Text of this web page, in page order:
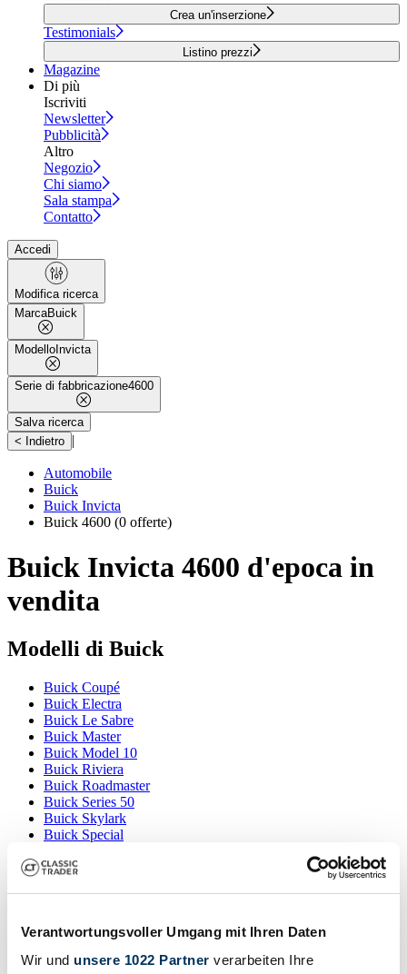
Verantwortungsvoller Umgang mit Ihren Daten
Wir und unsere 1022 Partner verarbeiten Ihre
Crea un'inserzione
Testimonials
Listino prezzi
Magazine
Di più
Iscriviti
Newsletter
Pubblicità
Altro
Negozio
Chi siamo
Sala stampa
Contatto
Accedi
Modifica ricerca
MarcaBuick
Modello Invicta
Serie di fabbricazione4600
Salva ricerca
< Indietro |
Automobile
Buick
Buick Invicta
Buick 4600 (0 offerte)
Buick Invicta 4600 d'epoca in
vendita
Modelli di Buick
Buick Coupé
Buick Electra
Buick Le Sabre
Buick Master
Buick Model 10
Buick Riviera
Buick Roadmaster
Buick Series 50
Buick Skylark
Buick Special
Buick Wildcat
Attualmente non ci sono annunci corrispondenti alla tua ricerca.